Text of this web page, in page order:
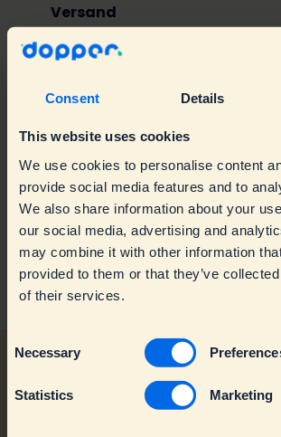
Consent Details
This website uses cookies
We use cookies to personalise content
provide social media features and to
We also share information about your
our social media, advertising and
may combine it with other information
provided to them or that they’ve
of their services.
Necessary
Statistics Marketing
Versand
Reklamationen & Garantie
Usage
Nachhaltigkeit
Flaschenpflege
Zubehör
Mit meinen Dopper stimmt etwas
Troubleshooting
Warranty & Replacements
Spare parts
Über Geschäftskunde
Geschäftskunden
Einzelhandel
Über Dopper
Allgemeine Informationen
Production & Impact
Wenden Sie sich an den